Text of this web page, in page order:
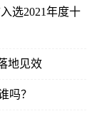
选2021年度十
地见效
吗？